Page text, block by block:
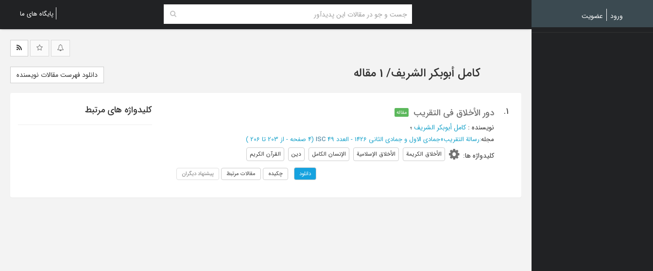
پایگاه های ما ورود عضویت
کامل أبوبکر الشریف/ 1 مقاله دانلود فهرست مقالات نویسنده
1. دور الأخلاق فی التقریب مقاله
نویسنده : کامل أبوبکر الشریف؛
مجله:رسالة التقریب»جمادی الاول و جمادی الثانی 1426 - العدد 49 ISC (‎4 صفحه - از 203 تا 206 )
کلیدواژه ها: الأخلاق الکریمة الأخلاق الإسلامیة الإنسان الکامل دین القرآن الکریم
دانلود چکیده مقالات مرتبط پیشنهاد دیگران
کلیدواژه های مرتبط